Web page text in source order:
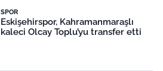
SPOR
Eskişehirspor, Kahramanmaraşlı
kaleci Olcay Toplu’yu transfer etti